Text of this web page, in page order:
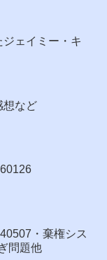
ェイミー・キ
想など
・棄権シス
問題他